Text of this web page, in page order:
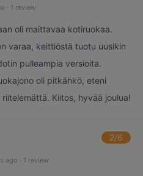
· 1 review
oli maittavaa kotiruokaa.
varaa, keittiöstä tuotu uusikin
pulleampia versioita.
oli pitkähkö, eteni
Kiitos, hyvää joulua!
2/6
ago · 1 review